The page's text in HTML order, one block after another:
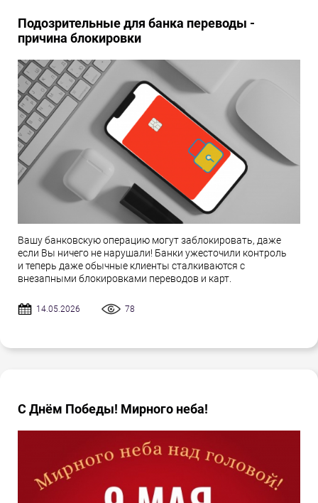
Подозрительные для банка переводы -
причина блокировки
Вашу банковскую операцию могут заблокировать, даже
если Вы ничего не нарушали! Банки ужесточили контроль
и теперь даже обычные клиенты сталкиваются с
внезапными блокировками переводов и карт.
14.05.2026 78
С Днём Победы! Мирного неба!